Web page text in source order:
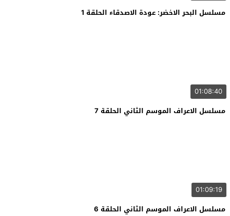
مسلسل البحر الاخضر: عودة الاصدقاء الحلقة 1
01:08:40
مسلسل الاعراف الموسم الثاني الحلقة 7
01:09:19
مسلسل الاعراف الموسم الثاني الحلقة 6